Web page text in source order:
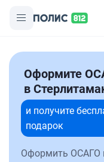
Оформите
в
и получите
подарок
Оформить ОСАГО